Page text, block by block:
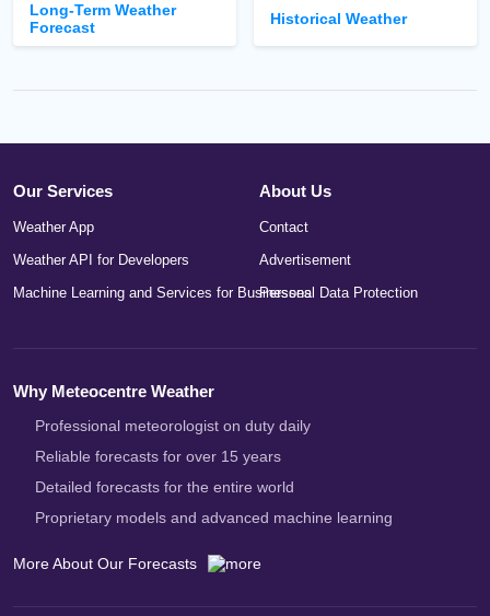
Long-Term Weather
Forecast
Historical Weather
Our Services
Weather App
Weather API for Developers
Machine Learning and Services for Businesses
About Us
Contact
Advertisement
Personal Data Protection
Why Meteocentre Weather
Professional meteorologist on duty daily
Reliable forecasts for over 15 years
Detailed forecasts for the entire world
Proprietary models and advanced machine learning
More About Our Forecasts